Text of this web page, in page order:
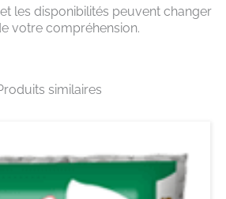
les disponibilités peuvent changer
votre compréhension.
similaires